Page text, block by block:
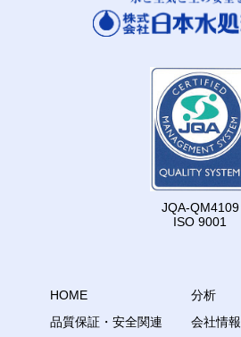
JQA-QM4109
ISO 9001
HOME
品質保証・安全関連
分析
会社情報